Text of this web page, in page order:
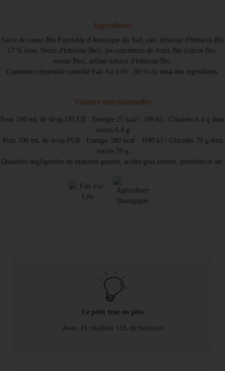
Ingrédients
Sucre de canne Bio Équitable d'Amérique du Sud, eau, infusion d'hibiscus Bio
17 % (eau, fleurs d'hibiscus Bio), jus concentrés de fruits Bio (citron Bio,
sureau Bio), arôme naturel d'hibiscus Bio.
Commerce équitable contrôlé Fair for Life : 89 % du total des ingrédients.
Valeurs nutritionnelles
Pour 100 mL de sirop DILUÉ : Energie 25 kcal - 108 kJ - Glucides 6,4 g dont
sucres 6,4 g
Pour 100 mL de sirop PUR : Energie 280 kcal - 1190 kJ - Glucides 70 g dont
sucres 70 g
Quantités négligeables de matières grasses, acides gras saturés, protéines et sel.
Le petit truc en plus
Avec 1L réalisez 11L de boisson